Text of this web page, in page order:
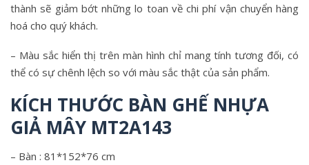
thành sẽ giảm bớt những lo toan về chi phí vận chuyển hàng
hoá cho quý khách.
– Màu sắc hiển thị trên màn hình chỉ mang tính tương đối, có
thể có sự chênh lệch so với màu sắc thật của sản phẩm.
KÍCH THƯỚC BÀN GHẾ NHỰA
GIẢ MÂY MT2A143
– Bàn : 81*152*76 cm